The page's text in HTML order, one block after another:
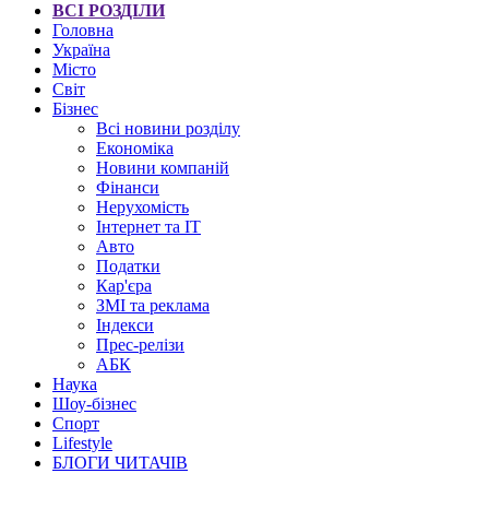
ВСІ РОЗДІЛИ
Головна
Україна
Місто
Світ
Бізнес
Всі новини розділу
Економіка
Новини компаній
Фінанси
Нерухомість
Інтернет та IT
Авто
Податки
Кар'єра
ЗМІ та реклама
Індекси
Прес-релізи
АБК
Наука
Шоу-бізнес
Спорт
Lifestyle
БЛОГИ ЧИТАЧІВ